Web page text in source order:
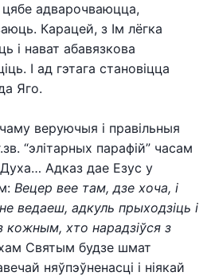
адварочваюцца,
Карацей, з Ім лёгка
і нават абавязкова
І ад гэтага становіцца
Яго.
веруючыя і правільныя
“элітарных парафій” часам
Адказ дае Езус у
Вецер вее там, дзе хоча, і
ведаеш, адкуль прыходзіць і
кожным, хто нарадзіўся з
Святым будзе шмат
няўпэўненасці і ніякай